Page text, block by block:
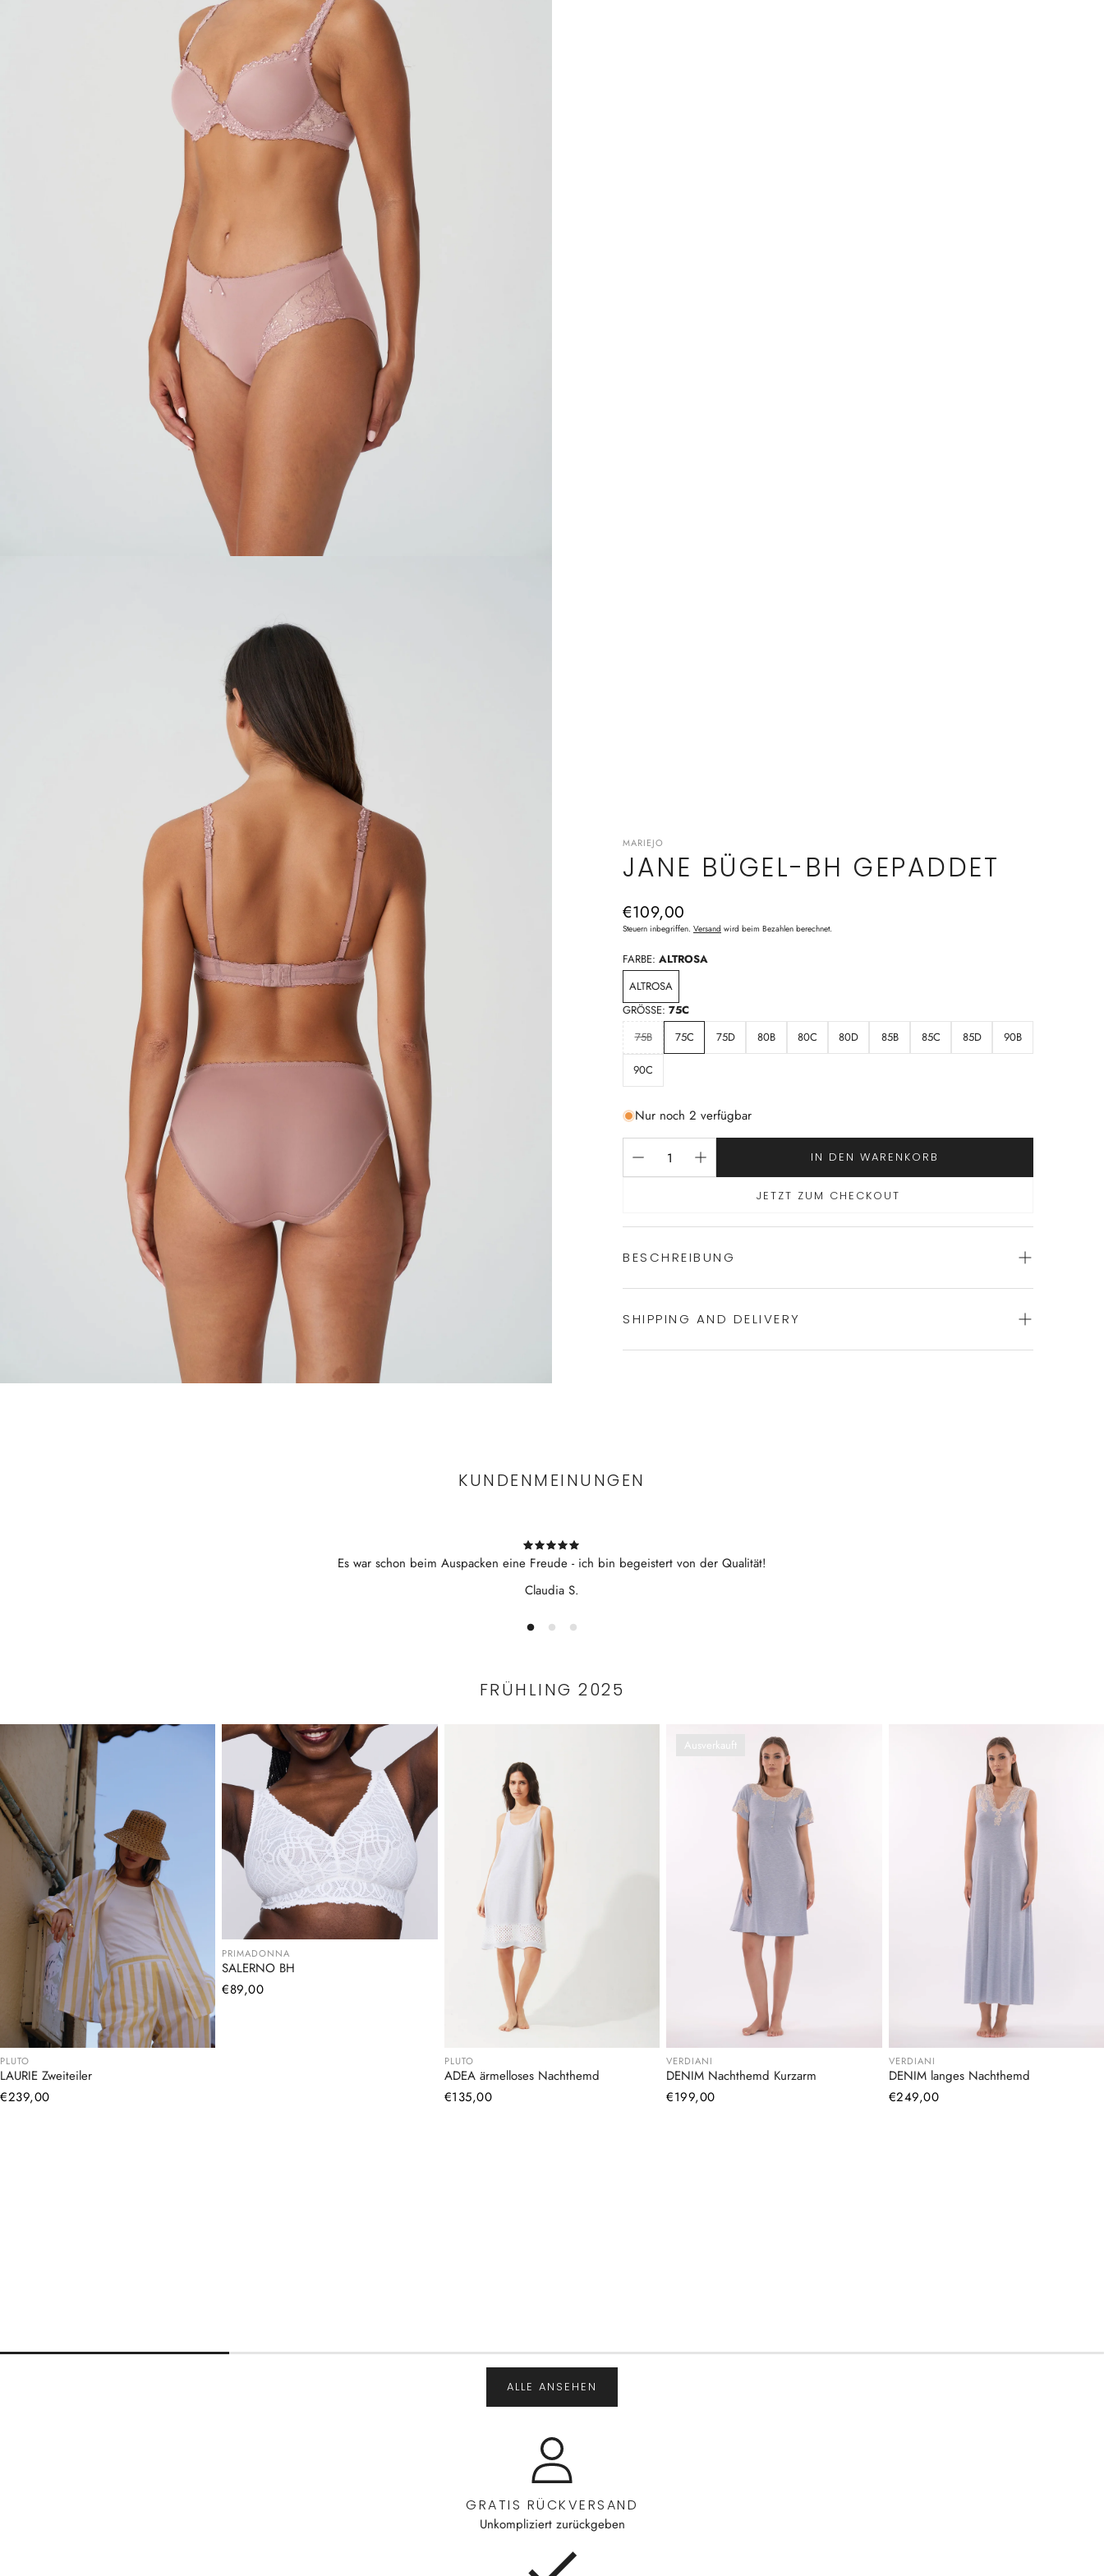
MARIEJO
JANE BÜGEL-BH GEPADDET
Normaler
Preis
€109,00
Steuern inbegriffen. Versand wird beim Bezahlen berechnet.
FARBE: ALTROSA
ALTROSA
GRÖSSE: 75C
75B
75C 75D 80B 80C 80D 85B 85C 85D 90B
90C
Nur noch 2 verfügbar
IN DEN WARENKORB
JETZT ZUM CHECKOUT
BESCHREIBUNG
SHIPPING AND DELIVERY
KUNDENMEINUNGEN
Es war schon beim Auspacken eine Freude - ich bin begeistert von der Qualität!
Claudia S.
FRÜHLING 2025
PLUTO
LAURIE Zweiteiler
Normaler
€239,00
PRIMADONNA
SALERNO BH
Normaler
€89,00
PLUTO
ADEA ärmelloses Nachthemd
Normaler
€135,00
Ausverkauft
VERDIANI
DENIM Nachthemd Kurzarm
Normaler
€199,00
VERDIANI
DENIM langes Nachthemd
Normaler
€249,00
ALLE ANSEHEN
GRATIS RÜCKVERSAND
Unkompliziert zurückgeben